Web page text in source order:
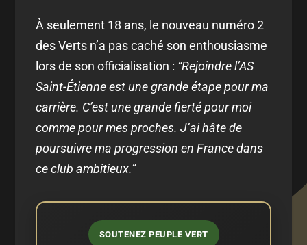
À seulement 18 ans, le nouveau numéro 2
des Verts n’a pas caché son enthousiasme
lors de son officialisation : “Rejoindre l’AS
Saint-Étienne est une grande étape pour ma
carrière. C’est une grande fierté pour moi
comme pour mes proches. J’ai hâte de
poursuivre ma progression en France dans
ce club ambitieux.”
SOUTENEZ PEUPLE VERT